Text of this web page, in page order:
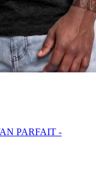
PARFAIT -